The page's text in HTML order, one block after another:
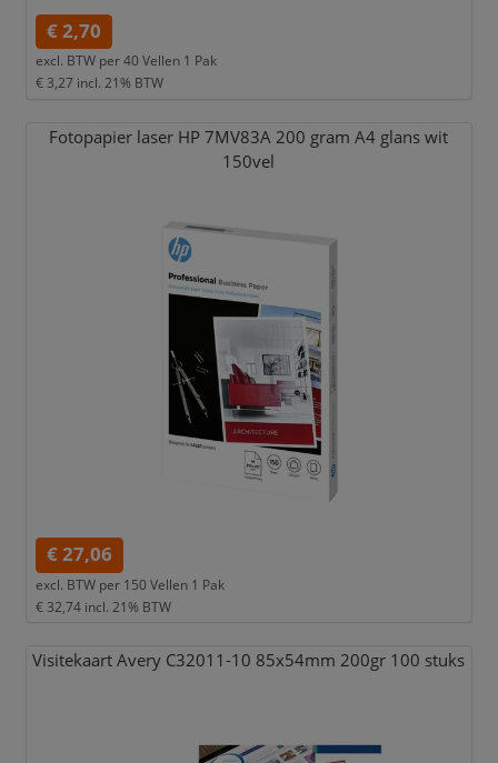
€ 2,70
excl. BTW per40 Vellen 1 Pak
€ 3,27 incl. 21% BTW
Fotopapier laser HP 7MV83A 200 gram A4 glans wit
150vel
€ 27,06
excl. BTW per 150 Vellen 1 Pak
€ 32,74 incl. 21% BTW
Visitekaart Avery C32011-10 85x54mm 200gr 100 stuks